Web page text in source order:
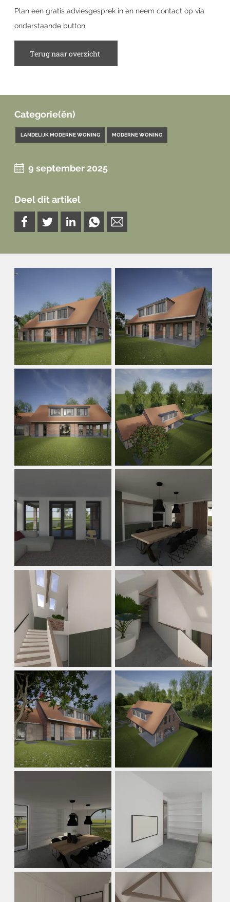
Plan een gratis adviesgesprek in en neem contact op via
onderstaande button.
Terug naar overzicht
Categorie(ën)
LANDELIJK MODERNE WONING MODERNE WONING
9 september 2025
Deel dit artikel